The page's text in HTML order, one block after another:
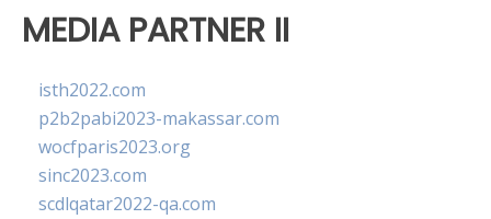
MEDIA PARTNER II
isth2022.com
p2b2pabi2023-makassar.com
wocfparis2023.org
sinc2023.com
scdlqatar2022-qa.com